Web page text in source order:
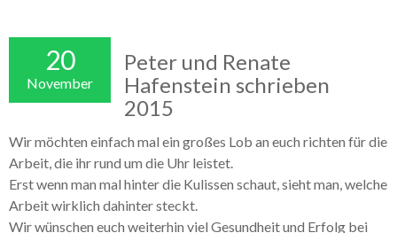
Helfer
Linksammlung
Hunde & Katzen
Tier-Kurz-Geschichten
Galerie Vögel, Papageien
Galerie Katzen
Kontakt
Impressum
20
November
Peter und Renate
Hafenstein schrieben
2015
Wir möchten einfach mal ein großes Lob an euch richten für die
Arbeit, die ihr rund um die Uhr leistet.
Erst wenn man mal hinter die Kulissen schaut, sieht man, welche
Arbeit wirklich dahinter steckt.
Wir wünschen euch weiterhin viel Gesundheit und Erfolg bei